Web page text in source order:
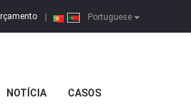
Portuguese
NOTÍCIA CASOS